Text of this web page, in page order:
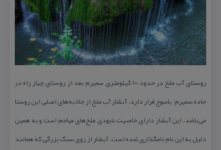
روستای آب ملخ در حدود ۱۰۰ كیلومتری سمیرم بعد از روستای چهار راه در
جاده سمیرم – یاسوج قرار دارد. آبشار آب ملخ از جاذبه‌های اصلی این روستا
می‌باشد. این آبشار دارای خاصیت نابودی ملخ‌های مهاجم است و به همین
دلیل به این نام نامگذاری شده است. آبشار از روی سنگ بزرگی كه همانند